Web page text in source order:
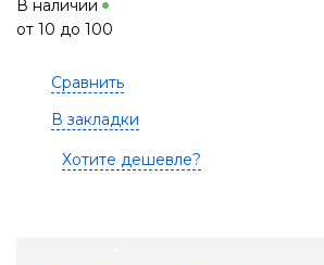
В наличии
от 10 до 100
Сравнить
В закладки
Хотите дешевле?